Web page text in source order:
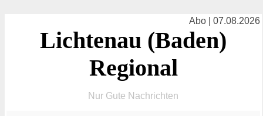
Abo | 07.08.2026
Lichtenau (Baden)
Regional
Nur Gute Nachrichten